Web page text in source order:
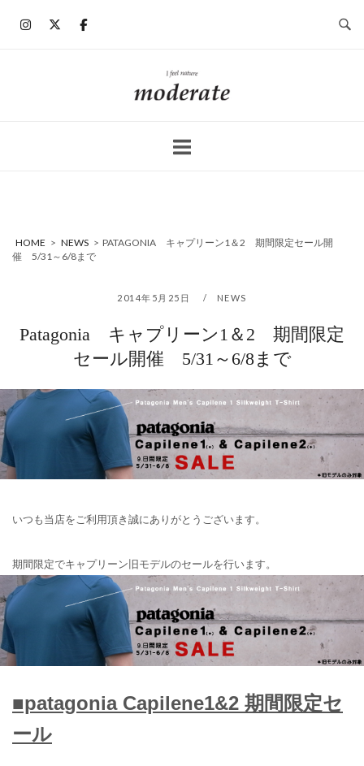
ホ
ー
HOME > NEWS > PATAGONIA キャプリーン1＆2 期間限定セール開
催 5/31～6/8まで
2014年5月25日 NEWS
Patagonia キャプリーン1＆2 期間限定
セール開催 5/31～6/8まで
いつも当店をご利用頂き誠にありがとうございます。
期間限定でキャプリーン旧モデルのセールを行います。
■patagonia Capilene1&2 期間限定セ
ール